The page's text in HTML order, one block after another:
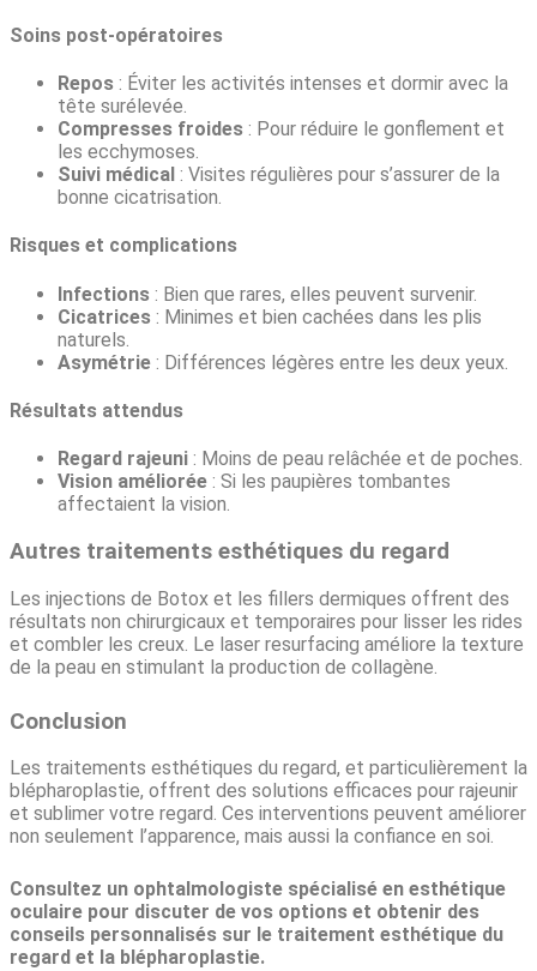
Soins post-opératoires
Repos : Éviter les activités intenses et dormir avec la
tête surélevée.
Compresses froides : Pour réduire le gonflement et
les ecchymoses.
Suivi médical : Visites régulières pour s’assurer de la
bonne cicatrisation.
Risques et complications
Infections : Bien que rares, elles peuvent survenir.
Cicatrices : Minimes et bien cachées dans les plis
naturels.
Asymétrie : Différences légères entre les deux yeux.
Résultats attendus
Regard rajeuni : Moins de peau relâchée et de poches.
Vision améliorée : Si les paupières tombantes
affectaient la vision.
Autres traitements esthétiques du regard
Les injections de Botox et les fillers dermiques offrent des
résultats non chirurgicaux et temporaires pour lisser les rides
et combler les creux. Le laser resurfacing améliore la texture
de la peau en stimulant la production de collagène.
Conclusion
Les traitements esthétiques du regard, et particulièrement la
blépharoplastie, offrent des solutions efficaces pour rajeunir
et sublimer votre regard. Ces interventions peuvent améliorer
non seulement l’apparence, mais aussi la confiance en soi.
Consultez un ophtalmologiste spécialisé en esthétique
oculaire pour discuter de vos options et obtenir des
conseils personnalisés sur le traitement esthétique du
regard et la blépharoplastie.